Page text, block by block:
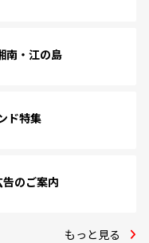
南・江の島
ド特集
告のご案内
もっと見る